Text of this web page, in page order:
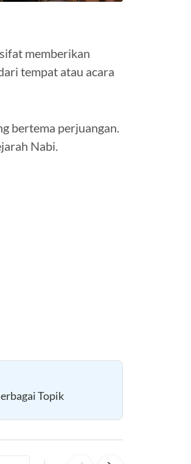
memberikan
tempat atau acara
bertema perjuangan.
Nabi.
Topik